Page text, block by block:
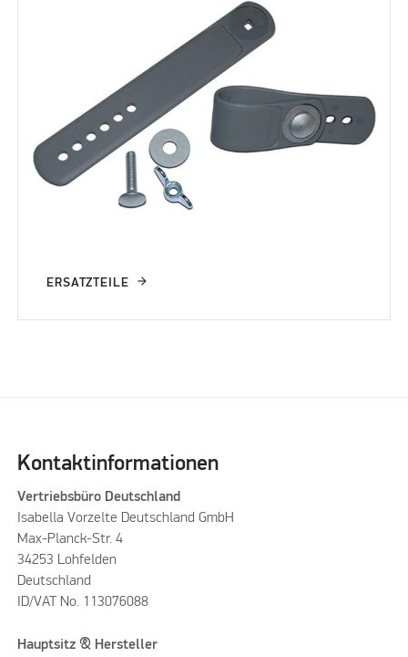
ERSATZTEILE
Kontaktinformationen
Vertriebsbüro Deutschland
Isabella Vorzelte Deutschland GmbH
Max-Planck-Str. 4
34253 Lohfelden
Deutschland
ID/VAT No. 113076088
Hauptsitz & Hersteller